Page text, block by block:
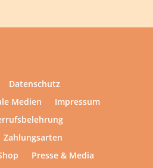
Datenschutz
Medien
Impressum
Zahlungsarten
Presse & Media